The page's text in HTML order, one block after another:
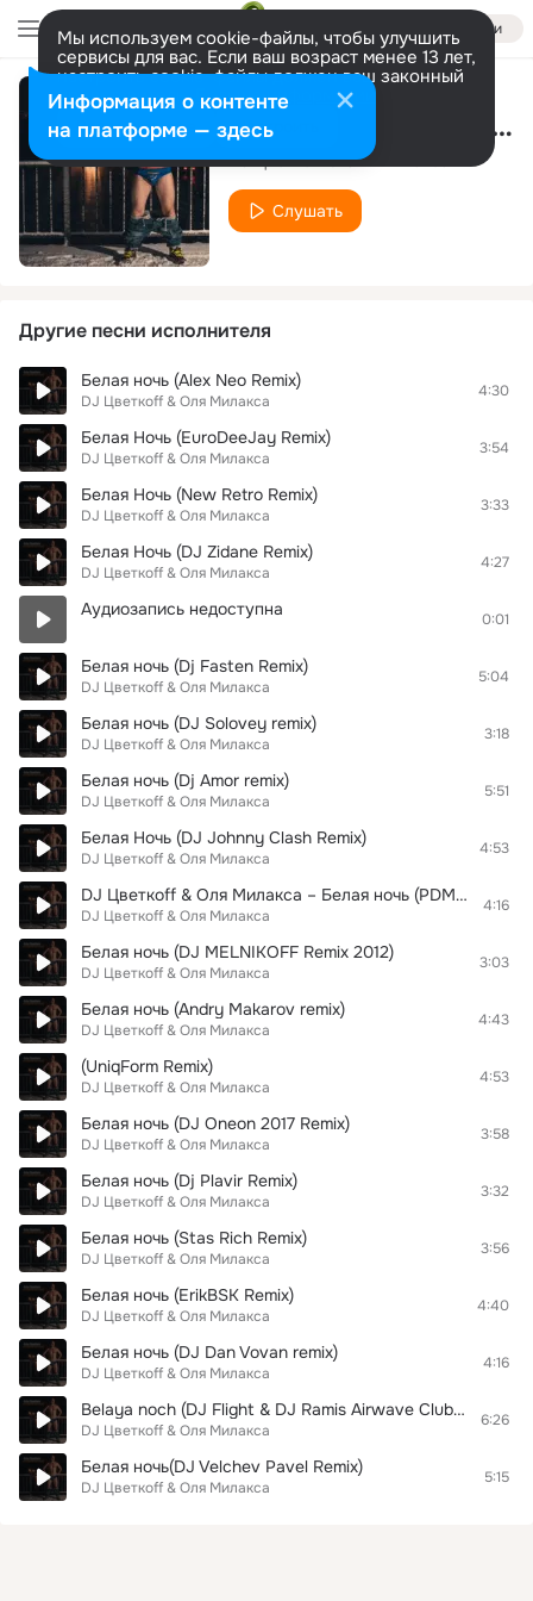
Войти
Мы используем cookie-файлы, чтобы улучшить
сервисы для вас. Если ваш возраст менее 13 лет,
настроить cookie-файлы должен ваш законный
представитель. Больше информации
Разрешить все Настроить Белая ночь (DJ MELNIKOFF Remix)
DJ Цветкоff & Оля Милакса
Слушать
Другие песни исполнителя
Белая ночь (Alex Neo Remix)
DJ Цветкоff & Оля Милакса
4:30
Белая Ночь (EuroDeeJay Remix)
DJ Цветкоff & Оля Милакса
3:54
Белая Ночь (New Retro Remix)
DJ Цветкоff & Оля Милакса
3:33
Белая Ночь (DJ Zidane Remix)
DJ Цветкоff & Оля Милакса
4:27
Аудиозапись недоступна 0:01
Белая ночь (Dj Fasten Remix)
DJ Цветкоff & Оля Милакса
5:04
Белая ночь (DJ Solovey remix)
DJ Цветкоff & Оля Милакса
3:18
Белая ночь (Dj Amor remix)
DJ Цветкоff & Оля Милакса
5:51
Белая Ночь (DJ Johnny Clash Remix)
DJ Цветкоff & Оля Милакса
4:53
DJ Цветкоff & Оля Милакса – Белая ночь (PDM Remix)
DJ Цветкоff & Оля Милакса
4:16
Белая ночь (DJ MELNIKOFF Remix 2012)
DJ Цветкоff & Оля Милакса
3:03
Белая ночь (Andry Makarov remix)
DJ Цветкоff & Оля Милакса
4:43
(UniqForm Remix)
DJ Цветкоff & Оля Милакса
4:53
Белая ночь (DJ Oneon 2017 Remix)
DJ Цветкоff & Оля Милакса
3:58
Белая ночь (Dj Plavir Remix)
DJ Цветкоff & Оля Милакса
3:32
Белая ночь (Stas Rich Remix)
DJ Цветкоff & Оля Милакса
3:56
Белая ночь (ErikBSK Remix)
DJ Цветкоff & Оля Милакса
4:40
Белая ночь (DJ Dan Vovan remix)
DJ Цветкоff & Оля Милакса
4:16
Belaya noch (DJ Flight & DJ Ramis Airwave Club Mix)
DJ Цветкоff & Оля Милакса
6:26
Белая ночь(DJ Velchev Pavel Remix)
DJ Цветкоff & Оля Милакса
5:15
Информация о контенте
на платформе — здесь